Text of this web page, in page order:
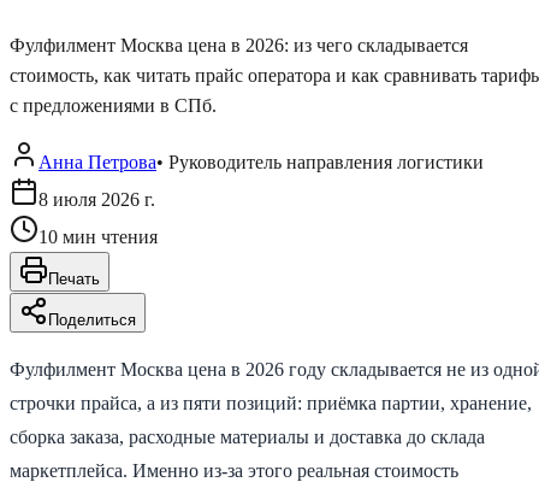
Фулфилмент Москва цена в 2026: из чего складывается
стоимость, как читать прайс оператора и как сравнивать
с предложениями в СПб.
Анна Петрова• Руководитель направления логистики
8 июля 2026 г.
10 мин чтения
Печать
Поделиться
Фулфилмент Москва цена в 2026 году складывается не из
строчки прайса, а из пяти позиций: приёмка партии, хранение,
сборка заказа, расходные материалы и доставка до склада
маркетплейса. Именно из-за этого реальная стоимость